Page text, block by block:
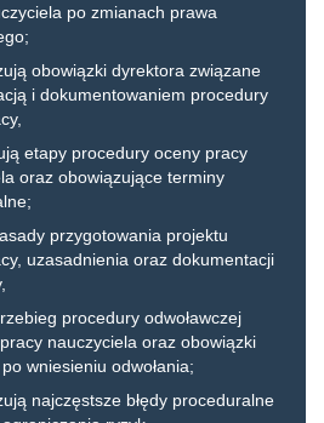
po zmianach prawa
obowiązki dyrektora związane
i dokumentowaniem procedury
etapy procedury oceny pracy
oraz obowiązujące terminy
przygotowania projektu
uzasadnienia oraz dokumentacji
procedury odwoławczej
nauczyciela oraz obowiązki
wniesieniu odwołania;
najczęstsze błędy proceduralne